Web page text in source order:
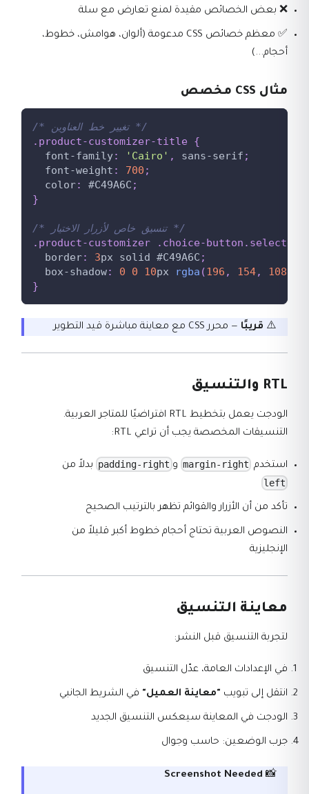
❌ بعض الخصائص مقيدة لمنع تعارض مع سلة
✅ معظم خصائص CSS مدعومة (ألوان، هوامش، خطوط،
أحجام...)
مثال CSS مخصص
/* تغيير خط العناوين */
.product-customizer-title
{
font-family: 'Cairo' , sans-serif ;
font-weight : 700 ;
color: #C49A6C ;
}
/* تنسيق خاص لأزرار الاختيار */
.product-customizer
.choice-button .selected
border: 3px solid #C49A6C ;
box-shadow: 0 0 10px rgba (196 , 154, 108
}
⚠️ قريبًا — محرر CSS مع معاينة مباشرة قيد التطوير
RTL والتنسيق
الودجت يعمل بتخطيط RTL افتراضيًا للمتاجر العربية.
التنسيقات المخصصة يجب أن تراعي RTL:
استخدم margin-right و padding-right بدلاً من
left
تأكد من أن الأزرار والقوائم تظهر بالترتيب الصحيح
النصوص العربية تحتاج أحجام خطوط أكبر قليلاً من
الإنجليزية
معاينة التنسيق
لتجربة التنسيق قبل النشر:
في الإعدادات العامة، عدّل التنسيق
انتقل إلى تبويب "معاينة العميل" في الشريط الجانبي
الودجت في المعاينة سيعكس التنسيق الجديد
جرب الوضعين: حاسب وجوال
📸
Screenshot Needed